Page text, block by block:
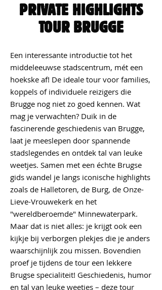
PRIVATE HIGHLIGHTS
TOUR BRUGGE
Een interessante introductie tot het
middeleeuwse stadscentrum, mét een
hoekske af! De ideale tour voor families,
koppels of individuele reizigers die
Brugge nog niet zo goed kennen. Wat
mag je verwachten? Duik in de
fascinerende geschiedenis van Brugge,
laat je meeslepen door spannende
stadslegendes en ontdek tal van leuke
weetjes. Samen met een échte Brugse
gids wandel je langs iconische highlights
zoals de Halletoren, de Burg, de Onze-
Lieve-Vrouwekerk en het
"wereldberoemde" Minnewaterpark.
Maar dat is niet alles: je krijgt ook een
kijkje bij verborgen plekjes die je anders
waarschijnlijk zou missen. Bovendien
proef je tijdens de tour een lekkere
Brugse specialiteit! Geschiedenis, humor
en tal van leuke weetjes – deze tour